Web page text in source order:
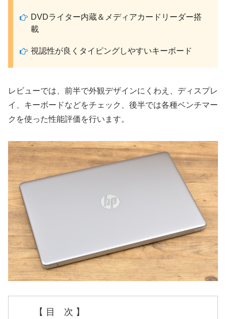
DVDライター内蔵＆メディアカードリーダー搭
載
視認性が良くタイピングしやすいキーボード
レビューでは、前半で外観デザインにくわえ、ディスプレ
イ、キーボードなどをチェック、後半では各種ベンチマー
クを使った性能評価を行います。
【 目 次 】